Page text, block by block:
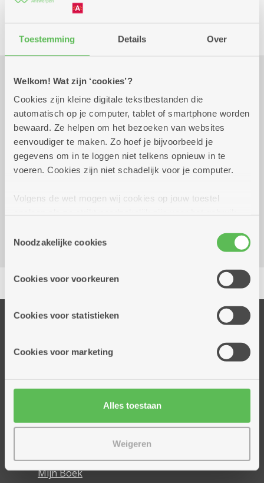
Toestemming Details Over
Welkom! Wat zijn ‘cookies’?
Cookies zijn kleine digitale tekstbestanden die
automatisch op je computer, tablet of smartphone worden
bewaard. Ze helpen om het bezoeken van websites
eenvoudiger te maken. Zo hoef je bijvoorbeeld je
gegevens om in te loggen niet telkens opnieuw in te
voeren. Cookies zijn niet schadelijk voor je computer.
Volgens de wet mogen wij cookies op jouw toestel
cookies hebben we jouw toestemming nodig. Sommige
cookies worden geplaatst door derde partijen die een
informatie over jouw (geanonimiseerd) gebruik van onze
partners kunnen deze gegevens combineren met andere
Noodzakelijke cookies
Cookies voor voorkeuren
Cookies voor statistieken
Cookies voor marketing
Alles toestaan
Weigeren
Praktisch
donderdag 17 september 2026 -
vrijdag 18 september 2026
16.00 uur tot
19.00 uur
Meer info te verkrijgen op het bureel
Dienstencentrum De Vrijgeweide
Luitenant Lippenslaan 59
Delen
Onze diensten
Dienstencentra
Woonzorgcentra
Financieel comfort
Mijn Zorgbedrijf
Mijn Boek